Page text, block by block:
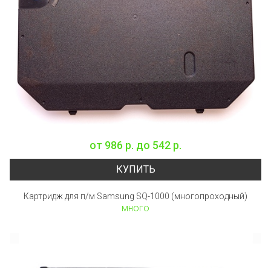
от 986 р. до 542 р.
КУПИТЬ
Картридж для п/м Samsung SQ-1000 (многопроходный)
много